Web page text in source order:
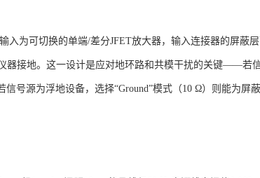
入为可切换的单端/差分JFET放大器，输入连接器的屏蔽
器接地。这一设计是应对地环路和共模干扰的关键——若
号源为浮地设备，选择“Ground”模式（10 Ω）则能为屏